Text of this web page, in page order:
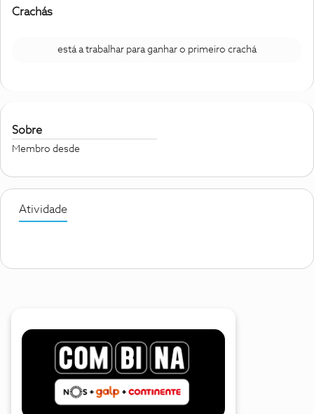
Crachás
está a trabalhar para ganhar o primeiro crachá
Sobre
Membro desde
Atividade